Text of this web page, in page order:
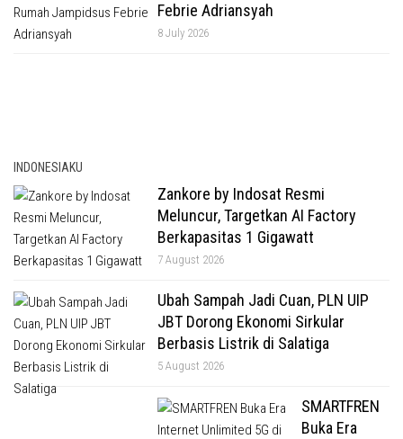
Febrie Adriansyah
8 July 2026
INDONESIAKU
Zankore by Indosat Resmi
Meluncur, Targetkan AI Factory
Berkapasitas 1 Gigawatt
7 August 2026
Ubah Sampah Jadi Cuan, PLN UIP
JBT Dorong Ekonomi Sirkular
Berbasis Listrik di Salatiga
5 August 2026
SMARTFREN
Buka Era